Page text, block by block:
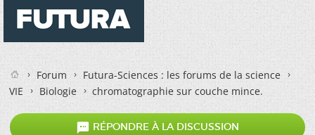
Forum
Futura-Sciences : les forums de la science
VIE
Biologie chromatographie sur couche mince.
 RÉPONDRE À LA DISCUSSION